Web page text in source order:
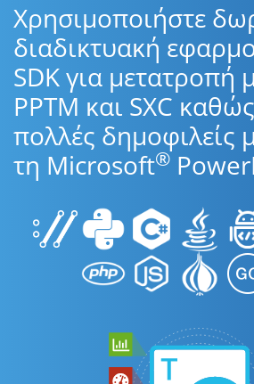
Χρησιμοποιήστε
διαδικτυακή
SDK για μετατροπή
PPTM και SXC
πολλές δημοφιλείς
τη Microsoft®